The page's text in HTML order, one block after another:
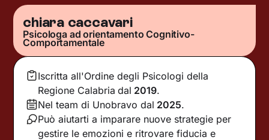
chiara caccavari
Psicologa ad orientamento Cognitivo-
Comportamentale
Iscritta all'Ordine degli Psicologi della
Regione Calabria dal 2019.
Nel team di Unobravo dal 2025.
Può aiutarti a imparare nuove strategie per
gestire le emozioni e ritrovare fiducia e